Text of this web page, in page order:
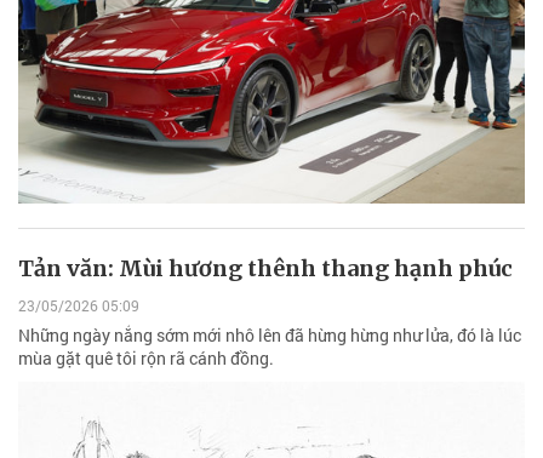
Tản văn: Mùi hương thênh thang hạnh phúc
23/05/2026 05:09
Những ngày nắng sớm mới nhô lên đã hừng hừng như lửa, đó là lúc
mùa gặt quê tôi rộn rã cánh đồng.